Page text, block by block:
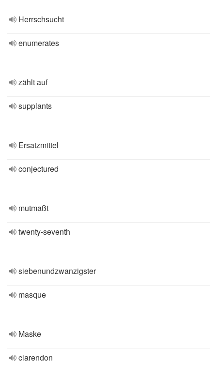
Herrschsucht
enumerates
zählt auf
supplants
Ersatzmittel
conjectured
mutmaßt
twenty-seventh
siebenundzwanzigster
masque
Maske
clarendon